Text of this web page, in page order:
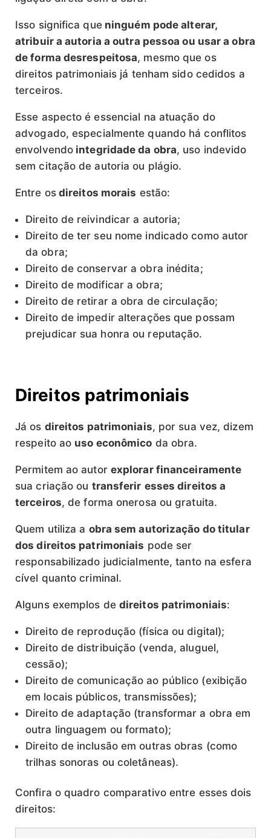
Isso significa queninguém pode alterar,
atribuir a autoria a outra pessoa ou usar a obra
de forma desrespeitosa, mesmo que os
direitos patrimoniais já tenham sido cedidos a
terceiros.
Esse aspecto é essencial na atuação do
advogado, especialmente quando há conflitos
envolvendo integridade da obra, uso indevido
sem citação de autoria ou plágio.
Entre osdireitos morais estão:
Direito de reivindicar a autoria;
Direito de ter seu nome indicado como autor
da obra;
Direito de conservar a obra inédita;
Direito de modificar a obra;
Direito de retirar a obra de circulação;
Direito de impedir alterações que possam
prejudicar sua honra ou reputação.
Direitos patrimoniais
Já os direitos patrimoniais, por sua vez, dizem
respeito ao uso econômico da obra.
Permitem ao autor explorar financeiramente
sua criação ou transferir esses direitos a
terceiros, de forma onerosa ou gratuita.
Quem utiliza a obra sem autorização do titular
dos direitos patrimoniais pode ser
responsabilizado judicialmente, tanto na esfera
cível quanto criminal.
Alguns exemplos de direitos patrimoniais:
Direito de reprodução (física ou digital);
Direito de distribuição (venda, aluguel,
cessão);
Direito de comunicação ao público (exibição
em locais públicos, transmissões);
Direito de adaptação (transformar a obra em
outra linguagem ou formato);
Direito de inclusão em outras obras (como
trilhas sonoras ou coletâneas).
Confira o quadro comparativo entre esses dois
direitos: